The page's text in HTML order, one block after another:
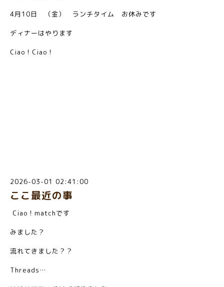
4月10日 （金） ランチタイム お休みです
ディナーはやります
Ciao！Ciao！
2026-03-01 02:41:00
ここ最近の事
Ciao！matchです
みました？
流れてきました？？
Threads…